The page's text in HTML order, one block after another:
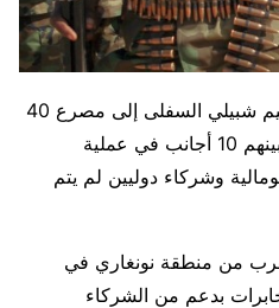
أشارت التقارير الواردة من إقليم شبيلي السفلى إلى مصرع 40
من مقاتلي حركة الشباب من بينهم 10 أجانب في عملية
وشركاء دوليين لم يتم
من منطقة نونغاري في
بدعم من الشركاء